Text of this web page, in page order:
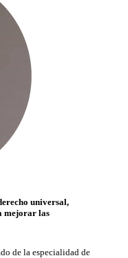
universal,
mejorar las
de la especialidad de